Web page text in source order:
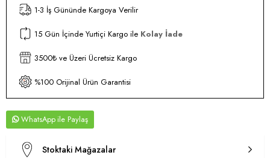
1-3 İş Gününde Kargoya Verilir
15 Gün İçinde Yurtiçi Kargo ile Kolay İade
3500₺ ve Üzeri Ücretsiz Kargo
%100 Orijinal Ürün Garantisi
WhatsApp
Stoktaki Mağazalar